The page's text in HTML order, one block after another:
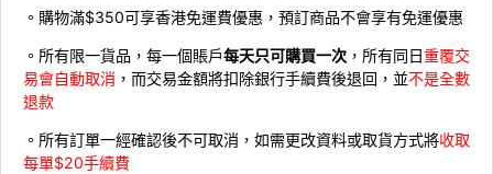
。購物滿$350可享香港免運費優惠，預訂商品不會享有免運優惠
。所有限一貨品，每一個賬戶每天只可購買一次 ，所有同日重覆交
易會自動取消 ，而交易金額將扣除銀行手續費後退回，並不是全數
退款
。所有訂單一經確認後不可取消，如需更改資料或取貨方式將收取
每單$20手續費